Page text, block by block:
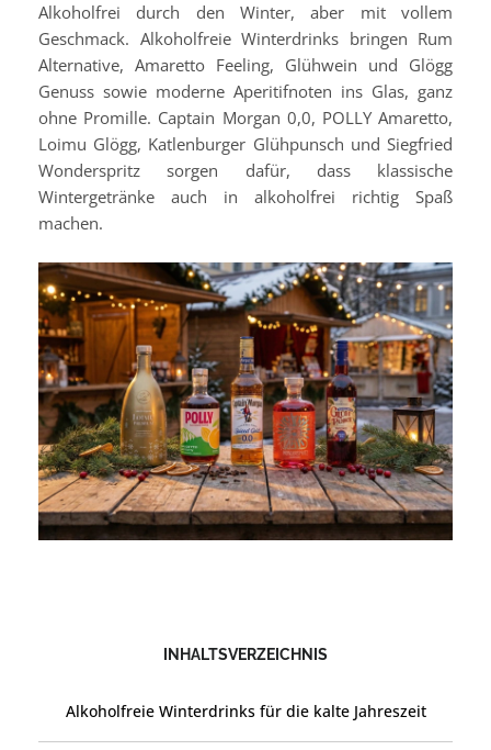
Alkoholfrei durch den Winter, aber mit vollem
Geschmack. Alkoholfreie Winterdrinks bringen Rum
Alternative, Amaretto Feeling, Glühwein und Glögg
Genuss sowie moderne Aperitifnoten ins Glas, ganz
ohne Promille. Captain Morgan 0,0, POLLY Amaretto,
Loimu Glögg, Katlenburger Glühpunsch und Siegfried
Wonderspritz sorgen dafür, dass klassische
Wintergetränke auch in alkoholfrei richtig Spaß
machen.
INHALTSVERZEICHNIS
Alkoholfreie Winterdrinks für die kalte Jahreszeit